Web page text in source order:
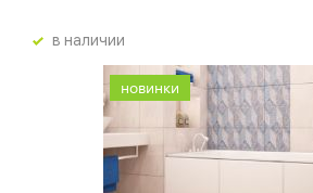
в наличии
новинки